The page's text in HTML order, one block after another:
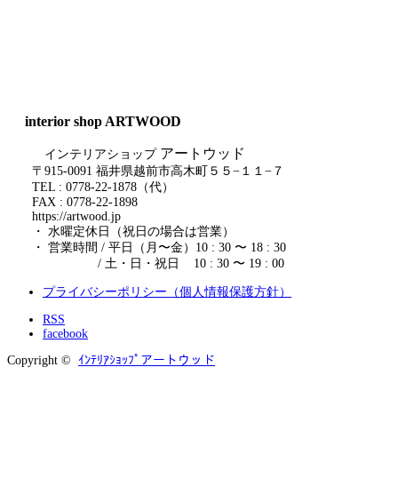
interior shop ARTWOOD
インテリアショップ アートウッド
〒915-0091 福井県越前市高木町５５−１１−７
TEL : 0778-22-1878（代）
FAX : 0778-22-1898
https://artwood.jp
・ 水曜定休日（祝日の場合は営業）
・ 営業時間 / 平日（月〜金）10 : 30 〜 18 : 30
/ 土・日・祝日 10 : 30 〜 19 : 00
プライバシーポリシー（個人情報保護方針）
RSS
facebook
Copyright © ｲﾝﾃﾘｱｼｮｯﾌﾟアートウッド